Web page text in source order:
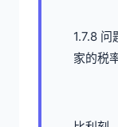
1.7.8
家的税